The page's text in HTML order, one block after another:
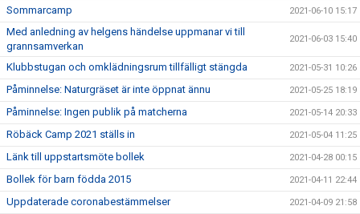
Sommarcamp 2021-06-10 15:17
Med anledning av helgens händelse uppmanar vi till
grannsamverkan
2021-06-03 15:40
Klubbstugan och omklädningsrum tillfälligt stängda 2021-05-31 10:26
Påminnelse: Naturgräset är inte öppnat ännu 2021-05-25 18:19
Påminnelse: Ingen publik på matcherna 2021-05-14 20:33
Röbäck Camp 2021 ställs in 2021-05-04 11:25
Länk till uppstartsmöte bollek 2021-04-28 00:15
Bollek för barn födda 2015 2021-04-11 22:44
Uppdaterade coronabestämmelser 2021-04-09 21:58